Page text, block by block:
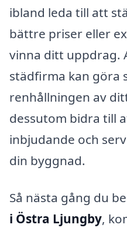
ibland leda till att
bättre priser eller
vinna ditt uppdrag.
städfirma kan göra
renhållningen av
dessutom bidra till
inbjudande och
din byggnad.
Så nästa gång du
i Östra Ljungby,